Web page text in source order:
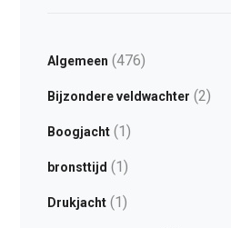
Algemeen (476)
Bijzondere veldwachter (2)
Boogjacht(1)
bronsttijd (1)
Drukjacht(1)